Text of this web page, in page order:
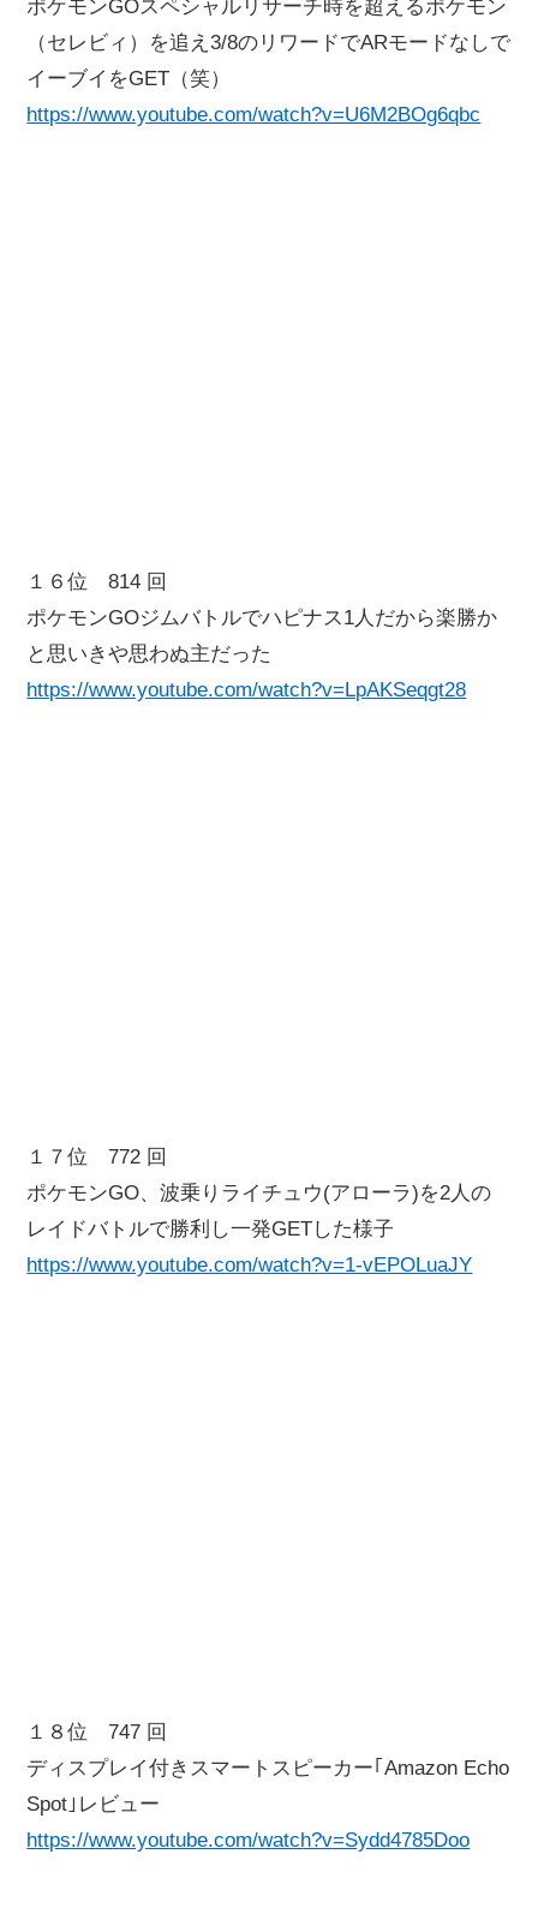
ポケモンGOスペシャルリサーチ時を超えるポケモン
（セレビィ）を追え3/8のリワードでARモードなしで
イーブイをGET（笑）
https://www.youtube.com/watch?v=U6M2BOg6qbc
１６位 814 回
ポケモンGOジムバトルでハピナス1人だから楽勝か
と思いきや思わぬ主だった
https://www.youtube.com/watch?v=LpAKSeqgt28
１７位 772 回
ポケモンGO、波乗りライチュウ(アローラ)を2人の
レイドバトルで勝利し一発GETした様子
https://www.youtube.com/watch?v=1-vEPOLuaJY
１８位 747 回
ディスプレイ付きスマートスピーカー｢Amazon Echo
Spot｣レビュー
https://www.youtube.com/watch?v=Sydd4785Doo